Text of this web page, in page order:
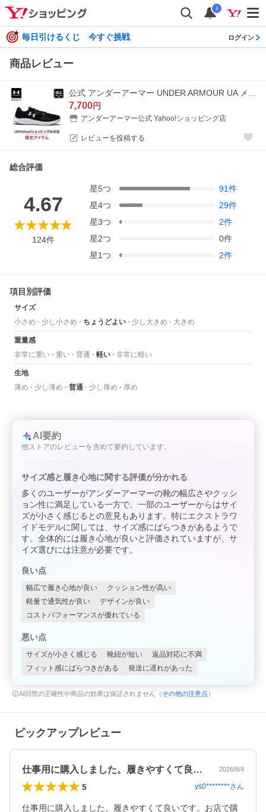
i
毎日引けるくじ 今すぐ挑戦 ログイン
商品レビュー
7,700円
アンダーアーマー公式 Yahoo!ショッピング店
レビューを投稿する
総合評価
4.67
124件
星5つ 91件
星4つ 29件
星3つ 2件
星2つ 0件
星1つ 2件
項目別評価
サイズ
小さめ
少し小さめ ちょうどよい 少し大きめ 大きめ
重量感
非常に重い
重い 普通 軽い 非常に軽い
生地
薄め
少し薄め 普通 少し厚め 厚め
AI要約
他ストアのレビューを含めて要約しています。
サイズ感と履き心地に関する評価が分かれる
多くのユーザーがアンダーアーマーの靴の幅広さやクッシ
ョン性に満足している一方で、一部のユーザーからはサイ
ズが小さく感じるとの意見もあります。特にエクストラワ
イドモデルに関しては、サイズ感にばらつきがあるようで
す。全体的には履き心地が良いと評価されていますが、サ
イズ選びには注意が必要です。
良い点
幅広で履き心地が良い
クッション性が高い
軽量で通気性が良い
デザインが良い
コストパフォーマンスが優れている
悪い点
サイズが小さく感じる 靴紐が短い
返品対応に不満
フィット感にばらつきがある
発送に遅れがあった
AI回答の正確性や商品の効果は保証されません（ その他の注意点 ）
ピックアップレビュー
仕事用に購入しました。履きやすくて良い… 2026/8/4
5 ys0********さん
仕事用に購入しました。履きやすくて良いです。お店で購